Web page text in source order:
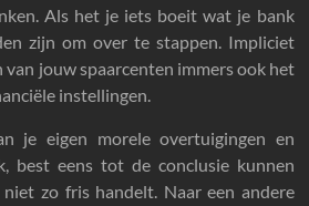
Als het je iets boeit wat je bank
zijn om over te stappen. Impliciet
jouw spaarcenten immers ook het
instellingen.
je eigen morele overtuigingen en
best eens tot de conclusie kunnen
zo fris handelt. Naar een andere